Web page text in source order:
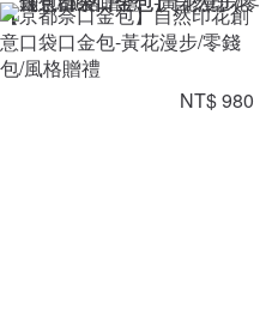
【京都奈口金包】自然印花創
意口袋口金包-黃花漫步/零錢
包/風格贈禮
NT$ 980